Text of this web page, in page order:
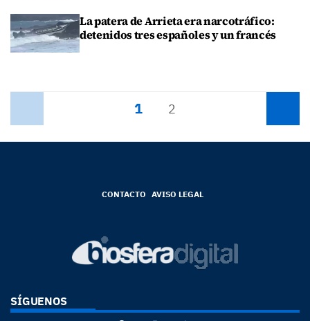
La patera de Arrieta era narcotráfico:
detenidos tres españoles y un francés
1 2
CONTACTO AVISO LEGAL
SÍGUENOS